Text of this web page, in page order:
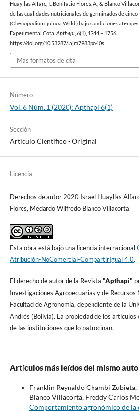
Huayllas Alfaro, I., Bonifacio Flores, A., & Blanco
de las cualidades nutricionales de germinados de
(Chenopodium quinoa Willd.) bajo condiciones
Experimental Cota. Apthapi, 6(1), 1744 – 1756.
https://doi.org/10.53287/iajm7983po40s
Más formatos de cita
Número
Vol. 6 Núm. 1 (2020): Apthapi 6(1)
Sección
Artículo Cientí­fico - Original
Licencia
Derechos de autor 2020 Israel Huayllas
Flores, Medardo Wilfredo Blanco Villacorta
Esta obra está bajo una licencia internacional
Atribución-NoComercial-CompartirIgual 4.0.
El derecho de autor de la Revista "Apthapi"
Investigaciones Agropecuarias y de Recursos
Facultad de Agronomí­a, dependiente de la
Andrés (Bolivia). La propiedad de los artí­culos
de las instituciones que lo patrocinan.
Artículos más leídos del mismo
Franklin Reynaldo Chambi
Blanco Villacorta, Freddy Carlos
Comportamiento agronómico de la